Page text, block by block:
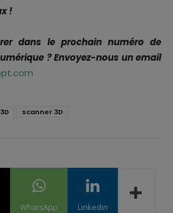
!
dans le prochain numéro de
? Envoyez-nous un email
scanner 3D
WhatsApp Linkedin